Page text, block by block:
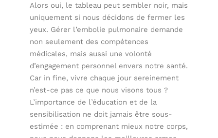
Alors oui, le tableau peut sembler noir, mais
uniquement si nous décidons de fermer les
yeux. Gérer l’embolie pulmonaire demande
non seulement des compétences
médicales, mais aussi une volonté
d’engagement personnel envers notre santé.
Car in fine, vivre chaque jour sereinement
n’est-ce pas ce que nous visons tous ?
L’importance de l’éducation et de la
sensibilisation ne doit jamais être sous-
estimée : en comprenant mieux notre corps,